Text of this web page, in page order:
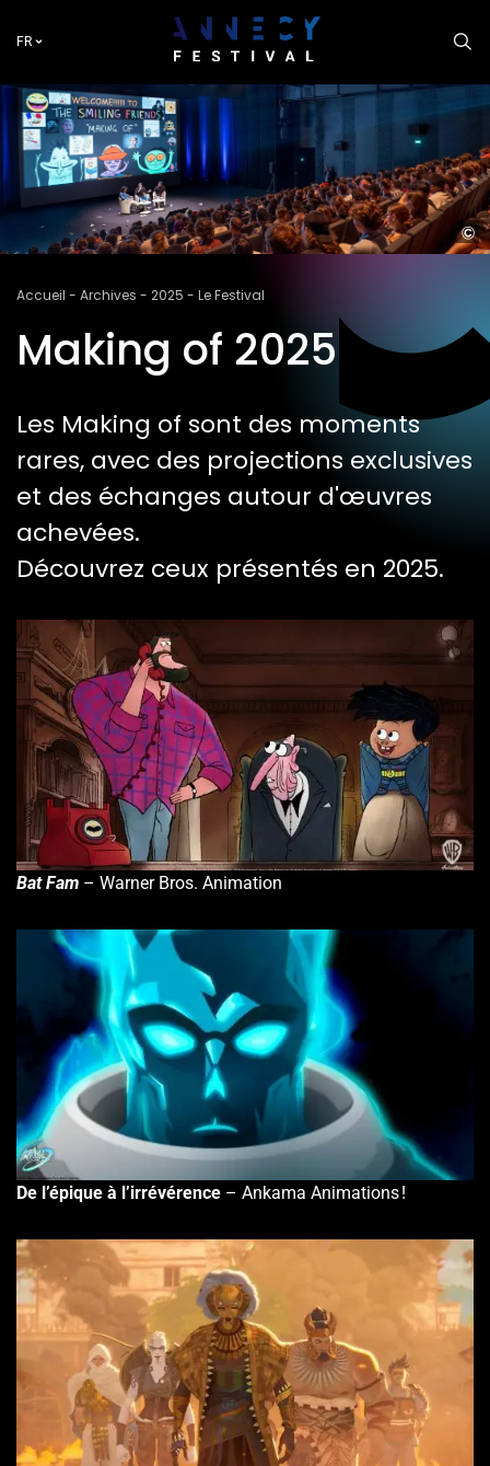
au
principal
FR
of
–
Fil
Accueil Archives 2025 Le Festival
Making of 2025
Les Making of sont des moments
rares, avec des projections exclusives
et des échanges autour d'œuvres
achevées.
Découvrez ceux présentés en 2025.
Bat Fam – Warner Bros. Animation
De l’épique à l’irrévérence – Ankama Animations !